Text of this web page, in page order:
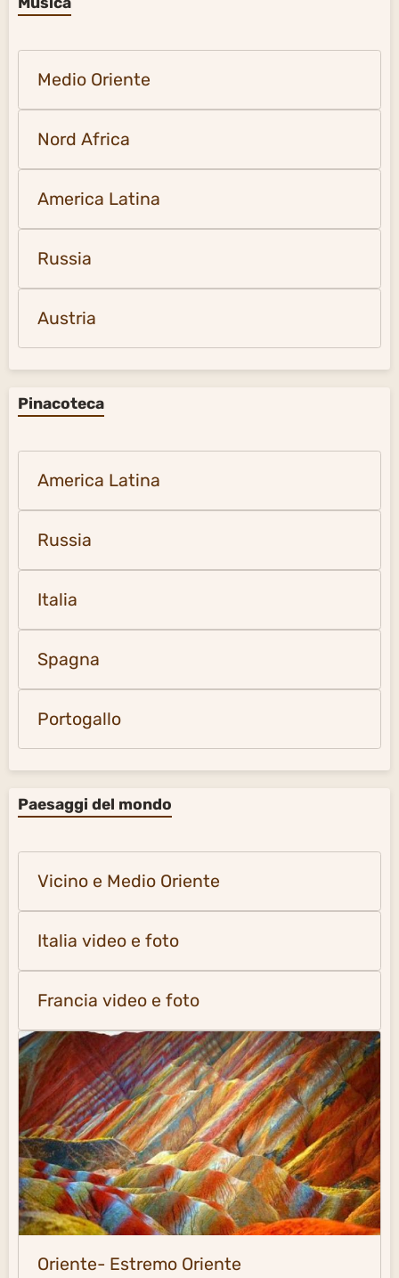
Medio Oriente
Nord Africa
America Latina
Russia
Austria
Pinacoteca
America Latina
Russia
Italia
Spagna
Portogallo
Paesaggi del mondo
Vicino e Medio Oriente
Italia video e foto
Francia video e foto
Oriente- Estremo Oriente